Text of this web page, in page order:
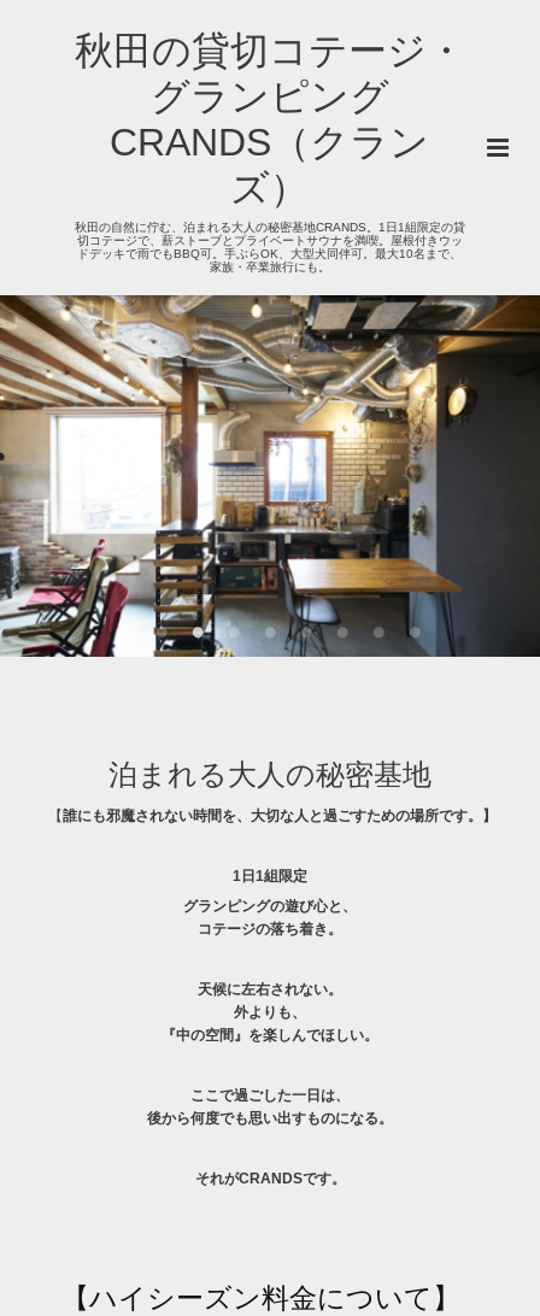
秋田の貸切コテージ・
グランピング
CRANDS（クラン
ズ）
秋田の自然に佇む、泊まれる大人の秘密基地CRANDS。1日1組限定の貸
切コテージで、薪ストーブとプライベートサウナを満喫。屋根付きウッ
ドデッキで雨でもBBQ可。手ぶらOK、大型犬同伴可。最大10名まで、
家族・卒業旅行にも。
泊まれる大人の秘密基地
【誰にも邪魔されない時間を、大切な人と過ごすための場所です。】
1日1組限定
グランピングの遊び心と、
コテージの落ち着き。
天候に左右されない。
外よりも、
『中の空間』を楽しんでほしい。
ここで過ごした一日は、
後から何度でも思い出すものになる。
それがCRANDSです。
【ハイシーズン料金について】